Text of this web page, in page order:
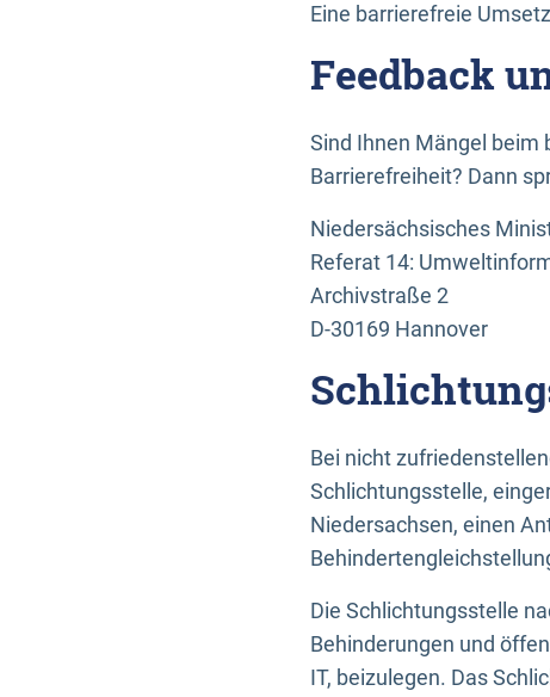
Eine barrierefreie
Feedback
Sind Ihnen Mängel beim
Barrierefreiheit? Dann
Niedersächsisches
Referat 14:
Archivstraße 2
D-30169 Hannover
Bei nicht
Schlichtungsstelle,
Niedersachsen, einen
Die Schlichtungsstelle
Behinderungen und
IT, beizulegen. Das